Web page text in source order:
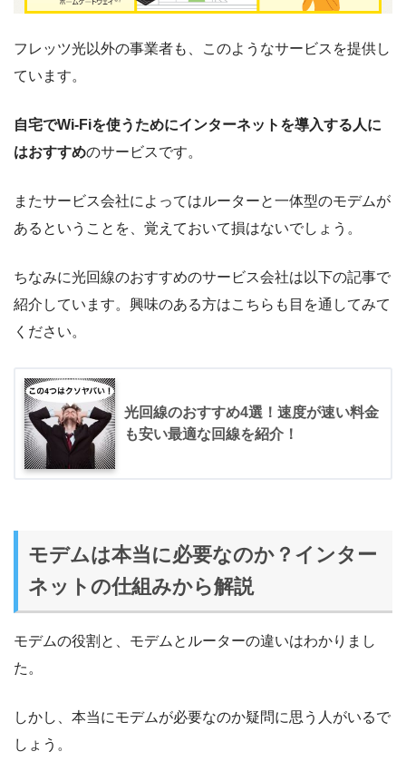
フレッツ光以外の事業者も、このようなサービスを提供し
ています。
自宅でWi-Fiを使うためにインターネットを導入する人に
はおすすめのサービスです。
またサービス会社によってはルーターと一体型のモデムが
あるということを、覚えておいて損はないでしょう。
ちなみに光回線のおすすめのサービス会社は以下の記事で
紹介しています。興味のある方はこちらも目を通してみて
ください。
光回線のおすすめ4選！速度が速い料金
も安い最適な回線を紹介！
モデムは本当に必要なのか？インター
ネットの仕組みから解説
モデムの役割と、モデムとルーターの違いはわかりまし
た。
しかし、本当にモデムが必要なのか疑問に思う人がいるで
しょう。